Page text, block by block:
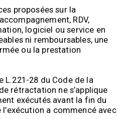
proposées sur la
RDV,
logiciel ou service en
ni remboursables, une
ou la prestation
L.221-28 du Code de la
rétractation ne s’applique
exécutés avant la fin du
a commencé avec